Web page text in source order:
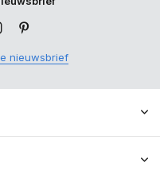
nieuwsbrief